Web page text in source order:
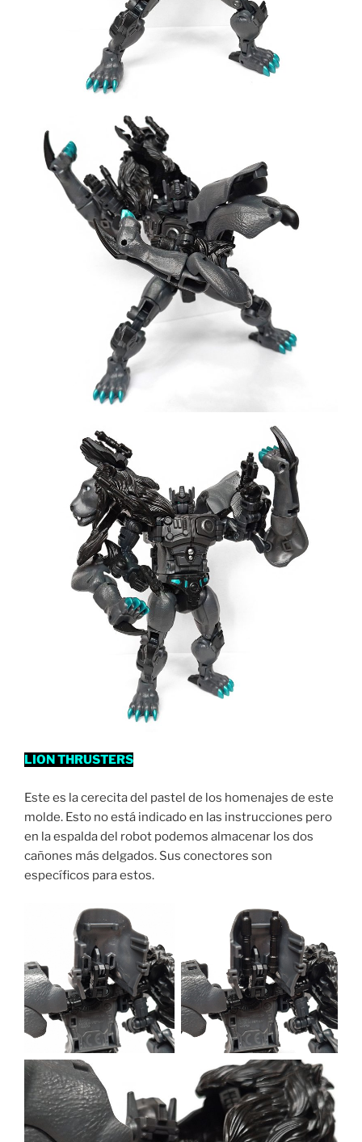
LION THRUSTERS
Este es la cerecita del pastel de los homenajes de este
molde. Esto no está indicado en las instrucciones pero
en la espalda del robot podemos almacenar los dos
cañones más delgados. Sus conectores son
específicos para estos.